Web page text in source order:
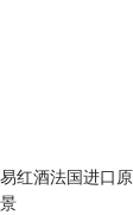
红酒法国进口